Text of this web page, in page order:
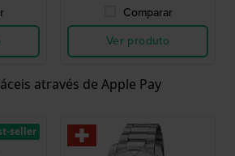
Comparar
Ver produto
através de Apple Pay
seller